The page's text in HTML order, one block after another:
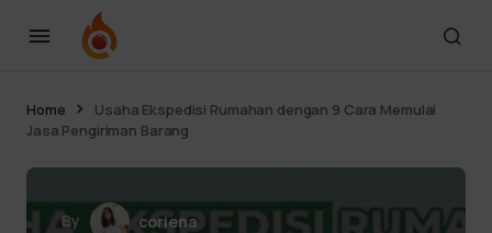
Home
Usaha Ekspedisi Rumahan dengan 9 Cara Memulai
Jasa Pengiriman Barang
By
coriena